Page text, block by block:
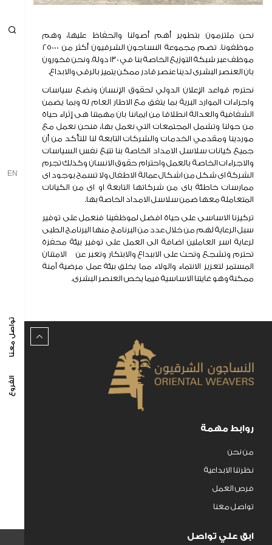
EN
تواصل معنا
الفروع
الاستدامة
المسؤولية المجتمعية
البيئة
الشهادات
الاخبار
الأخبار والفعاليات
معرض الصور
إدارة علاقات المستثمرين
علاقات المستثمرين
معلومات أساسية عن السهم والشركة
النتائج
الإصدارات والتقارير الاستثمارية
تقرير و إفصاحات
نحن ملتزمون بتطوير أهم أصولنا والحفاظ عليها، وهم
موظفونا. تضم مجموعة النساجون الشرقيون أكثر من 25000
موظف عبر شبكة التوزيع الخاصة بنا في 130 دولة. ونحن فخورون
بان العنصر البشرى لدينا عنصر قادر ممكن يتميز بالرقى والابداع.
نحترم قواعد الإعلان الدولي لحقوق الإنسان ونضع سياسات
واجراءات الموارد البرية بما يتفق مع الاطار العام له وبما يضمن
الشفافية والعدالة انطلاقا من ايماننا بان مهمتنا هى إثراء حياة
من حولنا وتشمل المجتمعات التي نعمل بها، فنحن نعمل مع
موردينا ومقدمي الخدمات والشركات التابعة لنا للتأكد من أن
جميع كيانات سلاسل الامداد الخاصة بنا تتبع نفس السياسات
والاجراءات الخاصة بالعمل واحترام حقوق الانسان وكذلك تجرم
الشركة اى شكل من اشكال عمالة الاطفال ولا تسمح بوجود اى
ممارسات خاطئة باى من شركاتها التابعة او اى من الكيانات
المتعاملة معها ضمن سلاسل الامداد الخاصة بها.
تركيزنا الاساسى على حياة افضل لموظفينا فنعمل على توفير
سبل الرعاية لهم من خلال عدد من البرنامج منها البرنامج الطبى
لرعاية اسر العاملين اضافة الى العمل على توفير بيئة محفزة
تحترم وتشجع وتحث على الاببداع والابتكار وتعبر عن الامتنان
المستمر لتعزيز الانتماء والولاء مما يخلق بيئة عمل مرضية آمنة
ممكنة وهو غايتنا الاساسية فيما يخص العنصر البشرى.
روابط مهمة
من نحن
نظرتنا الابداعية
فرص العمل
تواصل معنا
ابق علي تواصل